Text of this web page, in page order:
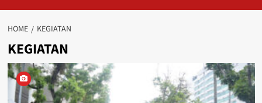
HOME KEGIATAN
KEGIATAN